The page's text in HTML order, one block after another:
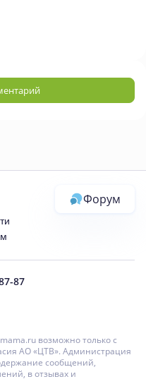
Форум
87
возможно только с
АО «ЦТВ». Администрация
сообщений,
в отзывах и